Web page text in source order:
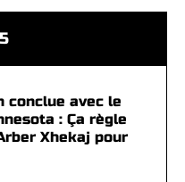
conclue avec le
: Ça règle
Xhekaj pour